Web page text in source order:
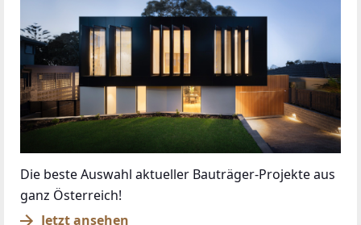
Die beste Auswahl aktueller Bauträger-Projekte aus
ganz Österreich!
Jetzt ansehen